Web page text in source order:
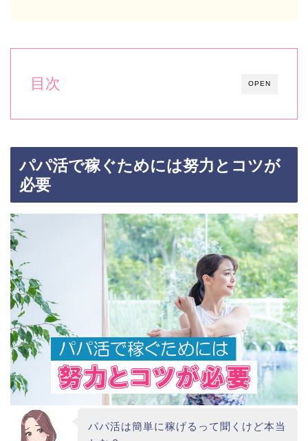
OPEN
目次
パパ活で稼ぐためには努力とコツが
必要
パパ活は簡単に稼げるって聞くけど本当